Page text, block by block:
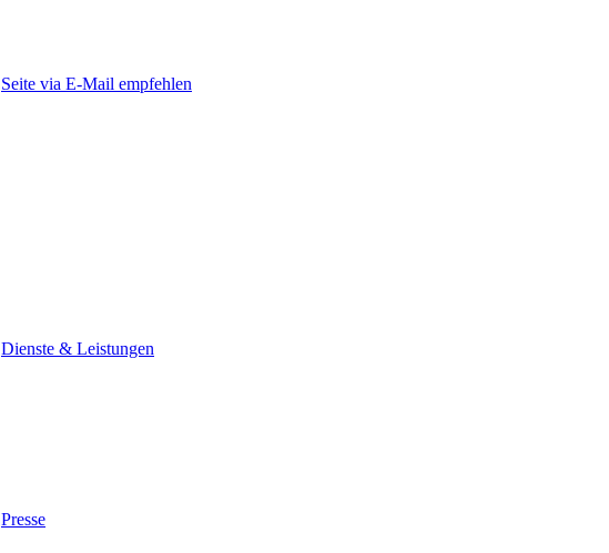
Seite via E-Mail empfehlen
Dienste & Leistungen
Presse